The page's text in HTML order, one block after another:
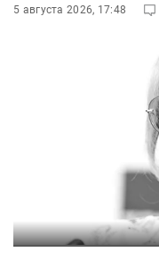
5 августа 2026, 17:48